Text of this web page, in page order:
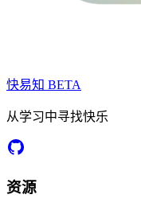
快易知 BETA
从学习中寻找快乐
资源